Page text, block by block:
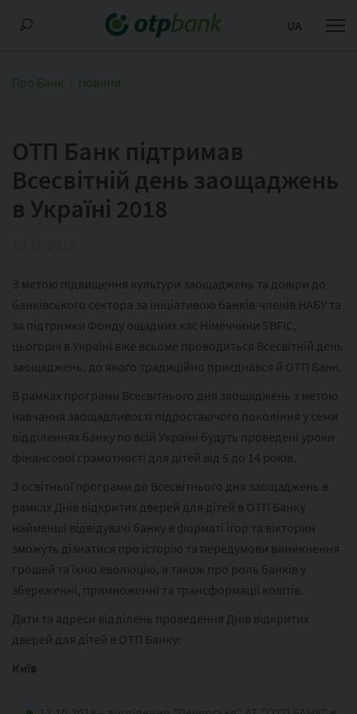
UA
Про Банк Новини
ОТП Банк підтримав
Всесвітній день заощаджень
в Україні 2018
З метою підвищення культури заощаджень та довіри до
банківського сектора за ініціативою банків-членів НАБУ та
за підтримки Фонду ощадних кас Німеччини SBFIC,
цьогоріч в Україні вже всьоме проводиться Всесвітній день
заощаджень, до якого традиційно приєднався й ОТП Банк.
В рамках програми Всесвітнього дня заощаджень з метою
навчання заощадливості підростаючого покоління у семи
відділеннях банку по всій Україні будуть проведені уроки
фінансової грамотності для дітей від 5 до 14 років.
З освітньої програми до Всесвітнього дня заощаджень в
рамках Днів відкритих дверей для дітей в ОТП Банку
найменші відвідувачі банку в форматі ігор та вікторин
зможуть дізнатися про історію та передумови виникнення
грошей та їхню еволюцію, а також про роль банків у
збереженні, примноженні та трансформації коштів.
Дати та адреси відділень проведення Днів відкритих
дверей для дітей в ОТП Банку:
Київ